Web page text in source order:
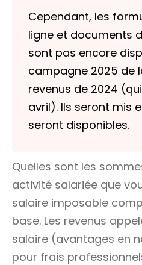
Cependant, les
ligne et documents
sont pas encore
campagne 2025 de
revenus de 2024 (qui
avril). Ils seront mis
seront disponibles.
Quelles sont les
activité salariée que
salaire imposable
base. Les revenus
salaire (avantages en
pour frais